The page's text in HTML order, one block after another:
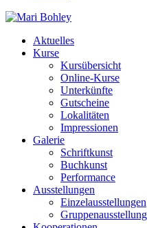
Aktuelles
Kurse
Kursübersicht
Online-Kurse
Unterkünfte
Gutscheine
Lokalitäten
Impressionen
Galerie
Schriftkunst
Buchkunst
Performance
Ausstellungen
Einzelausstellungen